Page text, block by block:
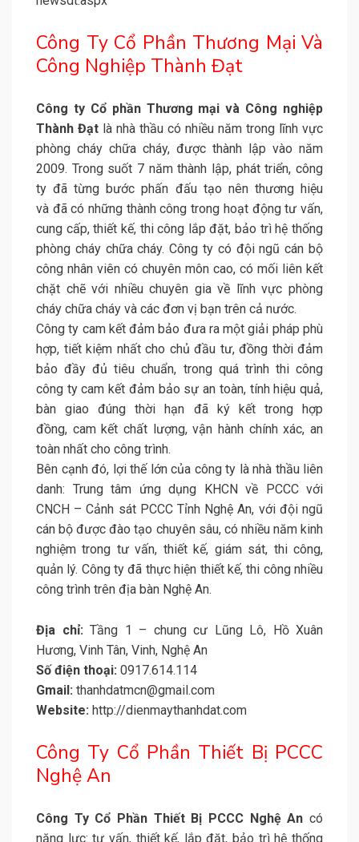
Công Ty Cổ Phần Thương Mại Và
Công Nghiệp Thành Đạt
Công ty Cổ phần Thương mại và Công nghiệp
Thành Đạt là nhà thầu có nhiều năm trong lĩnh vực
phòng cháy chữa cháy, được thành lập vào năm
2009. Trong suốt 7 năm thành lập, phát triển, công
ty đã từng bước phấn đấu tạo nên thương hiệu
và đã có những thành công trong hoạt động tư vấn,
cung cấp, thiết kế, thi công lắp đặt, bảo trì hệ thống
phòng cháy chữa cháy. Công ty có đội ngũ cán bộ
công nhân viên có chuyên môn cao, có mối liên kết
chặt chẽ với nhiều chuyên gia về lĩnh vực phòng
cháy chữa cháy và các đơn vị bạn trên cả nước.
Công ty cam kết đảm bảo đưa ra một giải pháp phù
hợp, tiết kiệm nhất cho chủ đầu tư, đồng thời đảm
bảo đầy đủ tiêu chuẩn, trong quá trình thi công
công ty cam kết đảm bảo sự an toàn, tính hiệu quả,
bàn giao đúng thời hạn đã ký kết trong hợp
đồng, cam kết chất lượng, vận hành chính xác, an
toàn nhất cho công trình.
Bên cạnh đó, lợi thế lớn của công ty là nhà thầu liên
danh: Trung tâm ứng dụng KHCN về PCCC với
CNCH – Cảnh sát PCCC Tỉnh Nghệ An, với đội ngũ
cán bộ được đào tạo chuyên sâu, có nhiều năm kinh
nghiệm trong tư vấn, thiết kế, giám sát, thi công,
quản lý. Công ty đã thực hiện thiết kế, thi công nhiều
công trình trên địa bàn Nghệ An.
Địa chỉ: Tầng 1 – chung cư Lũng Lô, Hồ Xuân
Hương, Vinh Tân, Vinh, Nghệ An
Số điện thoại: 0917.614.114
Gmail: thanhdatmcn@gmail.com
Website: http://dienmaythanhdat.com
Công Ty Cổ Phần Thiết Bị PCCC
Nghệ An
Công Ty Cổ Phần Thiết Bị PCCC Nghệ An có
năng lực: tư vấn, thiết kế, lắp đặt, bảo trì hệ thống